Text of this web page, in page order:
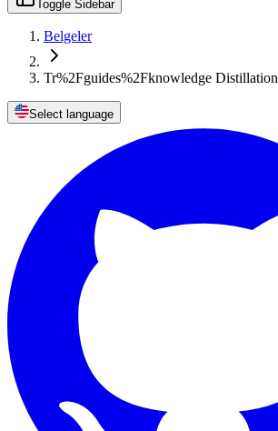
Toggle Sidebar
Belgeler
Tr%2Fguides%2Fknowledge Distillation
Select language